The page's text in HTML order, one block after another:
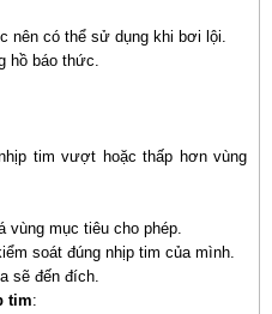
nên có thể sử dụng khi bơi lội.
hồ báo thức.
tim vượt hoặc thấp hơn vùng
vùng mục tiêu cho phép.
soát đúng nhịp tim của mình.
sẽ đến đích.
tim: